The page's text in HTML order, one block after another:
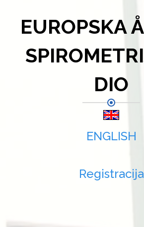
EUROPSKA
DIO
ENGLISH
Registracija